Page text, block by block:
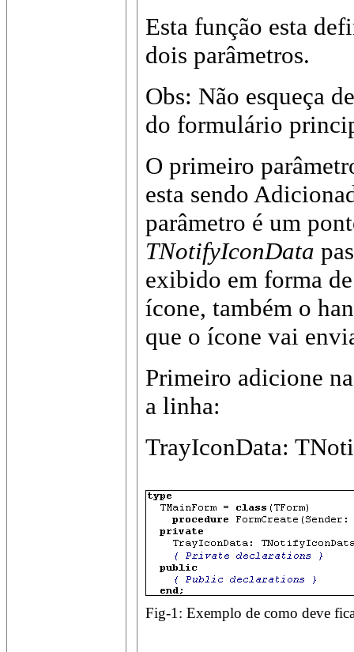
Esta função esta
dois parâmetros.
Obs: Não esqueça
do formulário
O primeiro
esta sendo
parâmetro é um
TNotifyIconData
exibido em forma
ícone, também o
que o ícone vai
Primeiro adicione
a linha:
TrayIconData:
Fig-1: Exemplo de como deve